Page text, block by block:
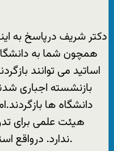
دکتر شریف درپاسخ به
همچون شما به
اساتید می توانند
بازنشسته اجباری
دانشگاه ها
هیئت علمی برای
ندارد. درواقع استاد تا جایی که توانایی دارد، سر کلاس می رود.